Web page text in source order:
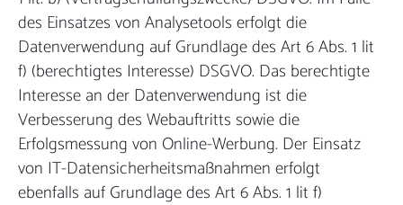
des Einsatzes von Analysetools erfolgt die
Datenverwendung auf Grundlage des Art 6 Abs. 1 lit
f) (berechtigtes Interesse) DSGVO. Das berechtigte
Interesse an der Datenverwendung ist die
Verbesserung des Webauftritts sowie die
Erfolgsmessung von Online-Werbung. Der Einsatz
von IT-Datensicherheitsmaßnahmen erfolgt
ebenfalls auf Grundlage des Art 6 Abs. 1 lit f)